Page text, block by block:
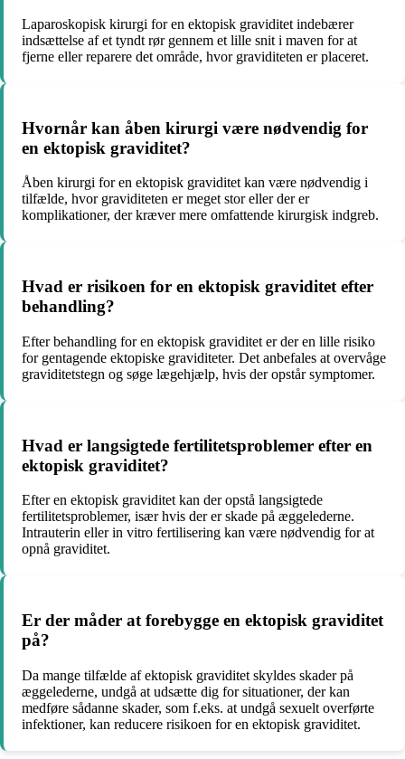
Laparoskopisk kirurgi for en ektopisk graviditet indebærer
indsættelse af et tyndt rør gennem et lille snit i maven for at
fjerne eller reparere det område, hvor graviditeten er placeret.
Hvornår kan åben kirurgi være nødvendig for
en ektopisk graviditet?
Åben kirurgi for en ektopisk graviditet kan være nødvendig i
tilfælde, hvor graviditeten er meget stor eller der er
komplikationer, der kræver mere omfattende kirurgisk indgreb.
Hvad er risikoen for en ektopisk graviditet efter
behandling?
Efter behandling for en ektopisk graviditet er der en lille risiko
for gentagende ektopiske graviditeter. Det anbefales at overvåge
graviditetstegn og søge lægehjælp, hvis der opstår symptomer.
Hvad er langsigtede fertilitetsproblemer efter en
ektopisk graviditet?
Efter en ektopisk graviditet kan der opstå langsigtede
fertilitetsproblemer, især hvis der er skade på æggelederne.
Intrauterin eller in vitro fertilisering kan være nødvendig for at
opnå graviditet.
Er der måder at forebygge en ektopisk graviditet
på?
Da mange tilfælde af ektopisk graviditet skyldes skader på
æggelederne, undgå at udsætte dig for situationer, der kan
medføre sådanne skader, som f.eks. at undgå sexuelt overførte
infektioner, kan reducere risikoen for en ektopisk graviditet.